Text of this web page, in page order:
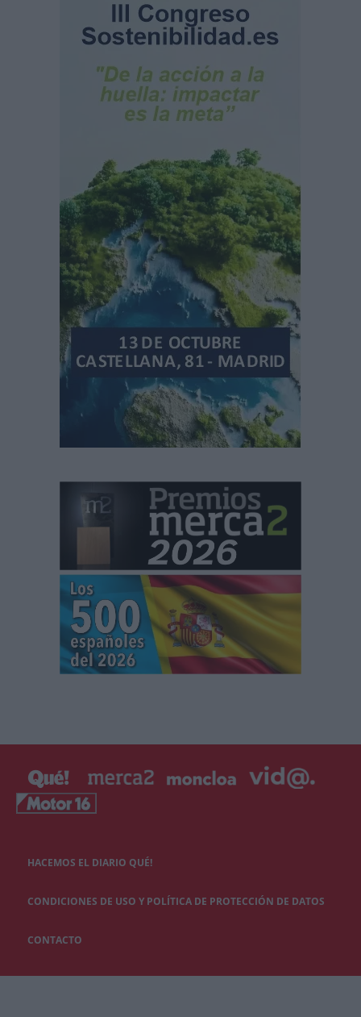
HACEMOS EL DIARIO QUÉ!
CONDICIONES DE USO Y POLÍTICA DE PROTECCIÓN DE DATOS
CONTACTO